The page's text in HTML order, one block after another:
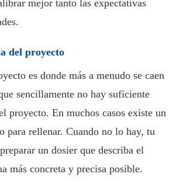
mejor tanto las expectativas
del proyecto
es donde más a menudo se caen
sencillamente no hay suficiente
proyecto. En muchos casos existe un
para rellenar. Cuando no lo hay, tu
un dosier que describa el
más concreta y precisa posible.